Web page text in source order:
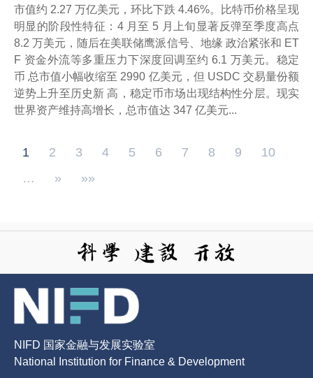
市值约 2.27 万亿美元，环比下跌 4.46%。比特币价格呈现
明显的阶段性特征：4 月至 5 月上旬显著反弹至季度高点
8.2 万美元，随后在美联储鹰派信号、地缘 政治紧张和 ET
F 资金外流等多重压力下深度回调至约 6.1 万美元。稳定
币 总市值小幅收缩至 2990 亿美元，但 USDC 交易量份额
逆势上升至历史新 高，稳定币市场出现结构性分层。现实
世界资产维持高增长，总市值达 347 亿美元...
1 2 3 4 5 6 7 8 9
10
…
» »»
NIFD 国家金融与发展实验室
National Institution for Finance & Development